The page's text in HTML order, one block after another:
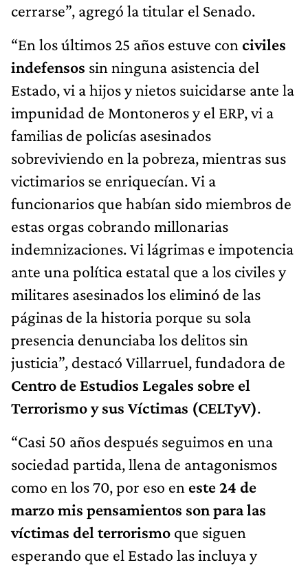
cerrarse”, agregó la titular el Senado.
“En los últimos 25 años estuve con civiles
indefensos sin ninguna asistencia del
Estado, vi a hijos y nietos suicidarse ante la
impunidad de Montoneros y el ERP, vi a
familias de policías asesinados
sobreviviendo en la pobreza, mientras sus
victimarios se enriquecían. Vi a
funcionarios que habían sido miembros de
estas orgas cobrando millonarias
indemnizaciones. Vi lágrimas e impotencia
ante una política estatal que a los civiles y
militares asesinados los eliminó de las
páginas de la historia porque su sola
presencia denunciaba los delitos sin
justicia”, destacó Villarruel, fundadora de
Centro de Estudios Legales sobre el
Terrorismo y sus Víctimas (CELTyV).
“Casi 50 años después seguimos en una
sociedad partida, llena de antagonismos
como en los 70, por eso en este 24 de
marzo mis pensamientos son para las
víctimas del terrorismo que siguen
esperando que el Estado las incluya y